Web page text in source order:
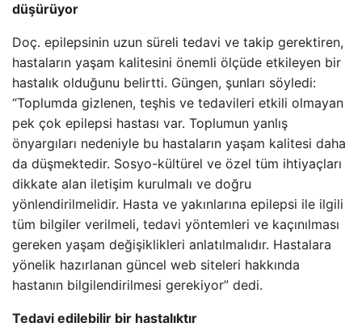
düşürüyor
Doç. epilepsinin uzun süreli tedavi ve takip gerektiren,
hastaların yaşam kalitesini önemli ölçüde etkileyen bir
hastalık olduğunu belirtti. Güngen, şunları söyledi:
“Toplumda gizlenen, teşhis ve tedavileri etkili olmayan
pek çok epilepsi hastası var. Toplumun yanlış
önyargıları nedeniyle bu hastaların yaşam kalitesi daha
da düşmektedir. Sosyo-kültürel ve özel tüm ihtiyaçları
dikkate alan iletişim kurulmalı ve doğru
yönlendirilmelidir. Hasta ve yakınlarına epilepsi ile ilgili
tüm bilgiler verilmeli, tedavi yöntemleri ve kaçınılması
gereken yaşam değişiklikleri anlatılmalıdır. Hastalara
yönelik hazırlanan güncel web siteleri hakkında
hastanın bilgilendirilmesi gerekiyor” dedi.
Tedavi edilebilir bir hastalıktır